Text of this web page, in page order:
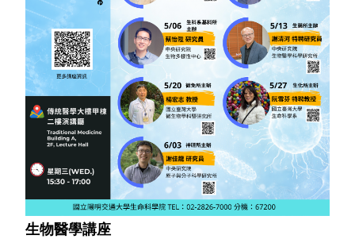
生物醫學講座